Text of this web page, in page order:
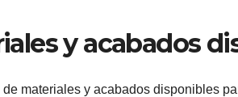
y acabados
de materiales y acabados disponibles